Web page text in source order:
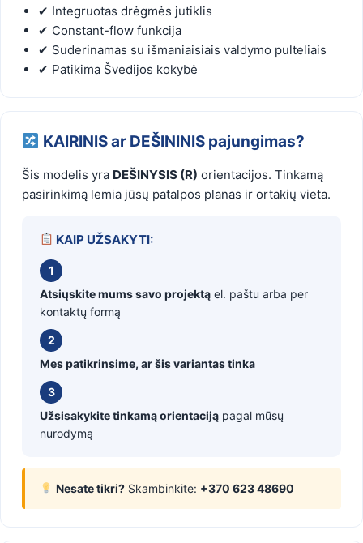
✔ Integruotas drėgmės jutiklis
✔ Constant-flow funkcija
✔ Suderinamas su išmaniaisiais valdymo pulteliais
✔ Patikima Švedijos kokybė
KAIRINIS ar DEŠININIS pajungimas?
Šis modelis yra DEŠINYSIS (R) orientacijos. Tinkamą
pasirinkimą lemia jūsų patalpos planas ir ortakių vieta.
KAIP UŽSAKYTI:
1
Atsiųskite mums savo projektą el. paštu arba per
kontaktų formą
2
Mes patikrinsime, ar šis variantas tinka
3
Užsisakykite tinkamą orientaciją pagal mūsų
nurodymą
Nesate tikri?Skambinkite: +370 623 48690